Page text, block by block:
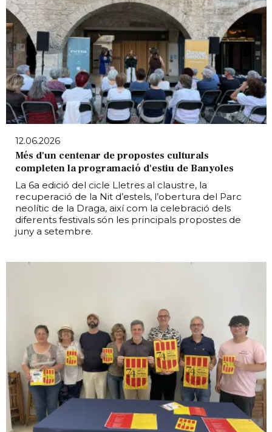
12.06.2026
Més d'un centenar de propostes culturals
completen la programació d'estiu de Banyoles
La 6a edició del cicle Lletres al claustre, la
recuperació de la Nit d’estels, l’obertura del Parc
neolític de la Draga, així com la celebració dels
diferents festivals són les principals propostes de
juny a setembre.